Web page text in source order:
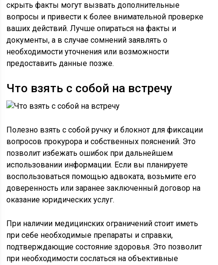
скрыть факты могут вызвать дополнительные
вопросы и привести к более внимательной проверке
ваших действий. Лучше опираться на факты и
документы, а в случае сомнений заявлять о
необходимости уточнения или возможности
предоставить данные позже.
Что взять с собой на встречу
Полезно взять с собой ручку и блокнот для фиксации
вопросов прокурора и собственных пояснений. Это
позволит избежать ошибок при дальнейшем
использовании информации. Если вы планируете
воспользоваться помощью адвоката, возьмите его
доверенность или заранее заключенный договор на
оказание юридических услуг.
При наличии медицинских ограничений стоит иметь
при себе необходимые препараты и справки,
подтверждающие состояние здоровья. Это позволит
при необходимости сослаться на объективные